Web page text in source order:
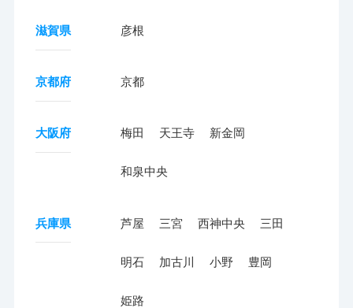
滋賀県 彦根
京都府 京都
大阪府 梅田 天王寺 新金岡
和泉中央
兵庫県 芦屋 三宮 西神中央 三田
明石 加古川 小野 豊岡
姫路